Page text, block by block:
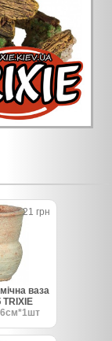
21 грн
ваза
6см*1шт